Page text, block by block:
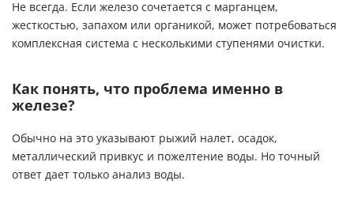
Не всегда. Если железо сочетается с марганцем,
жесткостью, запахом или органикой, может потребоваться
комплексная система с несколькими ступенями очистки.
Как понять, что проблема именно в
железе?
Обычно на это указывают рыжий налет, осадок,
металлический привкус и пожелтение воды. Но точный
ответ дает только анализ воды.